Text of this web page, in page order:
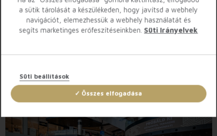
teraszán elhelyezett bútorok beépített hagyományos,
vagy USB-töltőkkel teszik kényelmesebbé a
mindennapokat az összes korosztály számra.
a sütik tárolását a készülékeden, hogy javítsd a webhely
navigációt, elemezhessük a webhely használatát és
segíts marketinges erőfeszítéseinkben. Süti Irányelvek
Összes elfogadása
Süti beállítások